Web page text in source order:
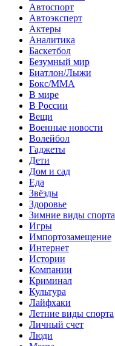
Автоспорт
Автоэксперт
Актеры
Аналитика
Баскетбол
Безумный мир
Биатлон/Лыжи
Бокс/MMA
В мире
В России
Вещи
Военные новости
Волейбол
Гаджеты
Дети
Дом и сад
Еда
Звёзды
Здоровье
Зимние виды спорта
Игры
Импортозамещение
Интернет
Истории
Компании
Криминал
Культура
Лайфхаки
Летние виды спорта
Личный счет
Люди